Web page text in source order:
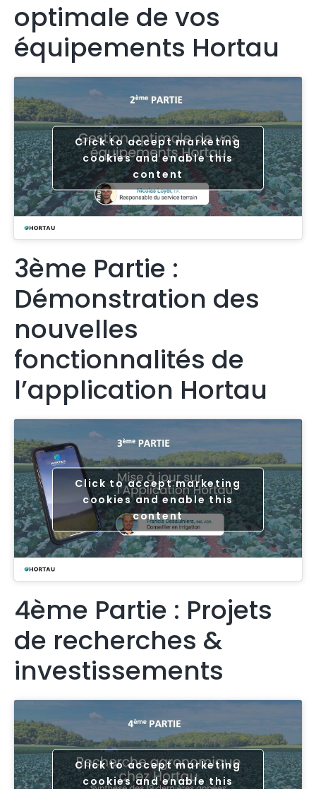
optimale de vos
équipements Hortau
Click to accept marketing
cookies and enable this
content
3ème Partie :
Démonstration des
nouvelles
fonctionnalités de
l’application Hortau
Click to accept marketing
cookies and enable this
content
4ème Partie : Projets
de recherches &
investissements
Click to accept marketing
cookies and enable this